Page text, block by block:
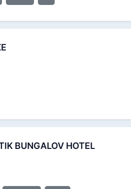
BUNGALOV HOTEL